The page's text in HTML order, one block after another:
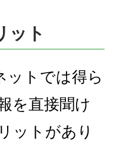
ット
ットでは得ら
を直接聞け
ットがあり